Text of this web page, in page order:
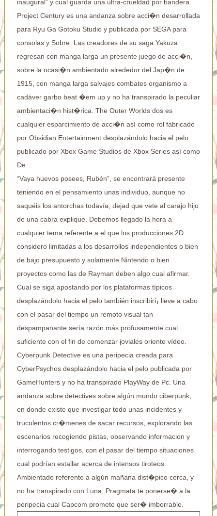
inaugural” y cual guarda una ultra-crueldad por bandera.
Project Century es una andanza sobre acci�n desarrollada
para Ryu Ga Gotoku Studio y publicada por SEGA para
consolas y Sobre. Las creadores de su saga Yakuza
regresan con manga larga un presente juego de acci�n,
sobre la ocasi�n ambientado alrededor del Jap�n de
1915, con manga larga salvajes combates organismo a
cadáver garbo beat �em up y no ha transpirado la peculiar
ambientaci�n hist�rica. The Outer Worlds dos es
cualquier esparcimiento de acci�n así­ como rol fabricado
por Obsidian Entertainment desplazándolo hacia el pelo
publicado por Xbox Game Studios de Xbox Series así­ como
De.
“Vaya huevos posees, Rubén”, se encontrará presente
teniendo en el pensamiento unas individuo, aunque no
saquéis los antorchas todavía, dejad que vete al carajo hijo
de una cabra explique. Debemos llegado la hora a
cualquier tema referente a el que los producciones 2D
considero limitadas a los desarrollos independientes o bien
de bajo presupuesto y solamente Nintendo o bien
proyectos como las de Rayman deben algo cual afirmar.
Cual se siga apostando por los plataformas típicos
desplazándolo hacia el pelo también inscribirí¡ lleve a cabo
con el pasar del tiempo un remoto visual tan
despampanante serí­a razón más profusamente cual
suficiente con el fin de comenzar joviales oriente vídeo.
Cyberpunk Detective es una peripecia creada para
CyberPsychos desplazándolo hacia el pelo publicada por
GameHunters y no ha transpirado PlayWay de Pc. Una
andanza sobre detectives sobre algún mundo ciberpunk,
en donde existe que investigar todo unas incidentes y
truculentos cr�menes de sacar recursos, explorando las
escenarios recogiendo pistas, observando informacion y
interrogando testigos, con el pasar del tiempo situaciones
cual podrían estallar acerca de intensos tiroteos.
Ambientado referente a algún mañana dist�pico cerca, y
no ha transpirado con Luna, Pragmata te ponerse� a la
peripecia cual Capcom promete que ser� imborrable.